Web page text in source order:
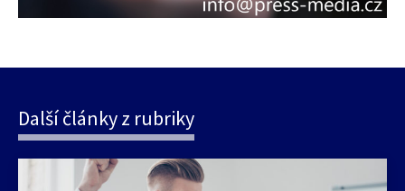
Další články z rubriky